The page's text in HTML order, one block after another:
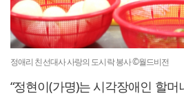
정애리 친선대사 사랑의 도시락 봉사 ©월드비전
“정현이(가명)는 시각장애인 할